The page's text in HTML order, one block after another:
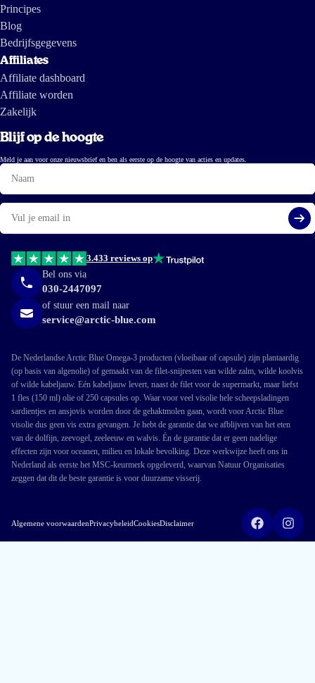
Principes
Blog
Bedrijfsgegevens
Affiliates
Affiliate dashboard
Affiliate worden
Zakelijk
Blijf op de hoogte
Meld je aan voor onze nieuwsbrief en ben als eerste op de hoogte van acties en updates.
Naam
E-
mail
3.433 reviews op
Bel ons via
030-2447097
of stuur een mail naar
service@arctic-blue.com
De Nederlandse Arctic Blue Omega-3 producten (vloeibaar of capsule) zijn plantaardig
(op basis van algenolie) of gemaakt van de filet-snijresten van wilde zalm, wilde koolvis
of wilde kabeljauw. Eén kabeljauw levert, naast de filet voor de supermarkt, maar liefst
1 fles (150 ml) olie of 250 capsules op. Waar voor veel visolie hele scheepsladingen
sardientjes en ansjovis worden door de gehaktmolen gaan, wordt voor Arctic Blue
visolie dus geen vis extra gevangen. Je hebt de garantie dat we afblijven van het eten
van de dolfijn, zeevogel, zeeleeuw en walvis. Én de garantie dat er geen nadelige
effecten zijn voor oceanen, milieu en lokale bevolking. Deze werkwijze heeft ons in
Nederland als eerste het MSC-keurmerk opgeleverd, waarvan Natuur Organisaties
zeggen dat dit de beste garantie is voor duurzame visserij.
Algemene voorwaardenPrivacybeleidCookiesDisclaimer